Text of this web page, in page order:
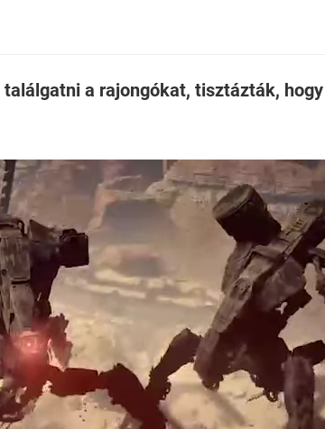
a rajongókat, tisztázták,